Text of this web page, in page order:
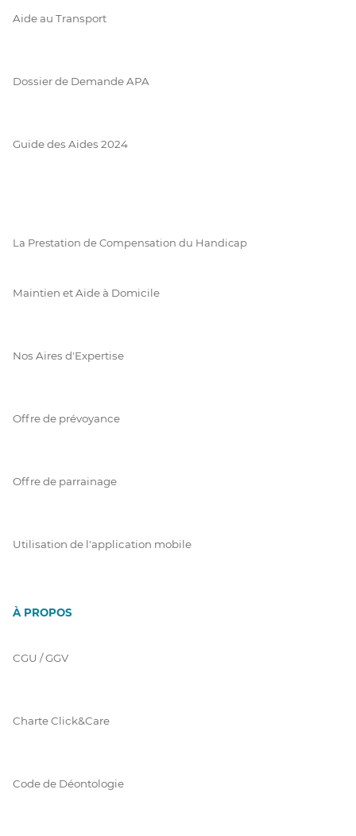
Aide au Transport
Dossier de Demande APA
Guide des Aides 2024
La Prestation de Compensation du Handicap
Maintien et Aide à Domicile
Nos Aires d'Expertise
Offre de prévoyance
Offre de parrainage
Utilisation de l'application mobile
À PROPOS
CGU / GGV
Charte Click&Care
Code de Déontologie